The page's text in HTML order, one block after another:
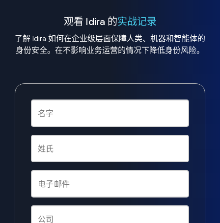
观看 Idira 的实战记录
了解 Idira 如何在企业级层面保障人类、机器和智能体的
身份安全。在不影响业务运营的情况下降低身份风险。